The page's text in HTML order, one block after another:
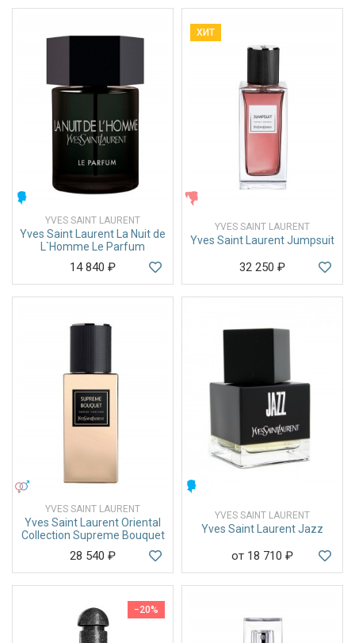
МУЖСКИЕ
YVES SAINT LAURENT
Yves Saint Laurent La Nuit de
L`Homme Le Parfum
14 840 ₽
ХИТ
YVES SAINT LAURENT
Yves Saint Laurent Jumpsuit
32 250 ₽
УНИСЕКС
YVES SAINT LAURENT
Yves Saint Laurent Oriental
Collection Supreme Bouquet
28 540 ₽
YVES SAINT LAURENT
Yves Saint Laurent Jazz
от 18 710 ₽
−20%